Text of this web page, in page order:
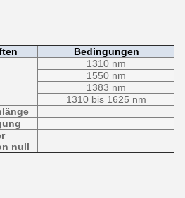
Bedingungen
1310 nm
1550 nm
1383 nm
1310 bis 1625 nm
null